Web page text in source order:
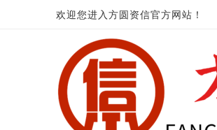
欢迎您进入方圆资信官方网站！